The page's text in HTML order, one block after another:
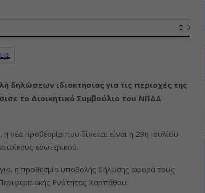
0
ιδιοκτησίας για τις περιοχές της
το Διοικητικό Συμβούλιο του ΝΠΔΔ
προθεσμία που δίνεται είναι η 29η Ιουλίου
εσωτερικού.
η προθεσμία υποβολής δήλωσης αφορά τους
Ενότητας Καρπάθου: